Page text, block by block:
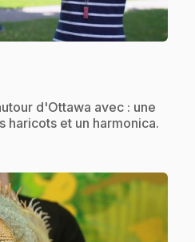
d'Ottawa avec : une
haricots et un harmonica.